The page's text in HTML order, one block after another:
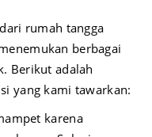
rumah tangga
berbagai
Berikut adalah
yang kami tawarkan:
karena